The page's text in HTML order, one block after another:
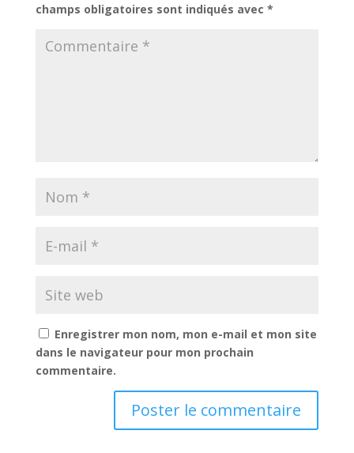
champs obligatoires sont indiqués avec *
Enregistrer mon nom, mon e-mail et mon site
dans le navigateur pour mon prochain
commentaire.